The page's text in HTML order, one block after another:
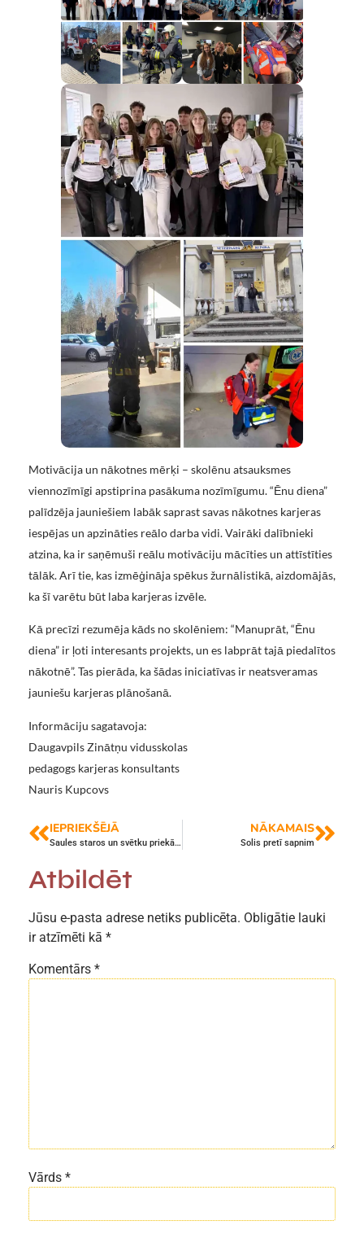
Motivācija un nākotnes mērķi – skolēnu atsauksmes
viennozīmīgi apstiprina pasākuma nozīmīgumu. “Ēnu diena”
palīdzēja jauniešiem labāk saprast savas nākotnes karjeras
iespējas un apzināties reālo darba vidi. Vairāki dalībnieki
atzina, ka ir saņēmuši reālu motivāciju mācīties un attīstīties
tālāk. Arī tie, kas izmēģināja spēkus žurnālistikā, aizdomājās,
ka šī varētu būt laba karjeras izvēle.
Kā precīzi rezumēja kāds no skolēniem: “Manuprāt, “Ēnu
diena” ir ļoti interesants projekts, un es labprāt tajā piedalītos
nākotnē”. Tas pierāda, ka šādas iniciatīvas ir neatsveramas
jauniešu karjeras plānošanā.
Informāciju sagatavoja:
Daugavpils Zinātņu vidusskolas
pedagogs karjeras konsultants
Nauris Kupcovs
IEPRIEKŠĒJĀ
Saules staros un svētku priekā skolas pagalmā aizvadīts krāšņs Lieldienu tirdziņš
NĀKAMAIS
Solis pretī sapnim
Atbildēt
Jūsu e-pasta adrese netiks publicēta. Obligātie lauki
ir atzīmēti kā *
Komentārs *
Vārds *